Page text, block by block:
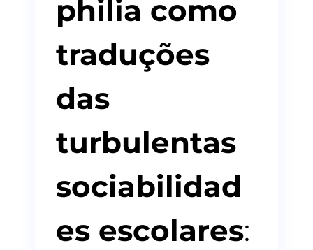
philia como
traduções
das
turbulentas
sociabilidad
es escolares: